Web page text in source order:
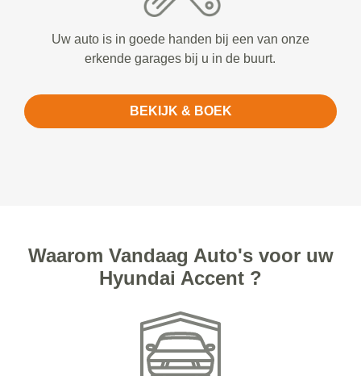
Uw auto is in goede handen bij een van onze
erkende garages bij u in de buurt.
BEKIJK & BOEK
Waarom Vandaag Auto's voor uw
Hyundai Accent ?